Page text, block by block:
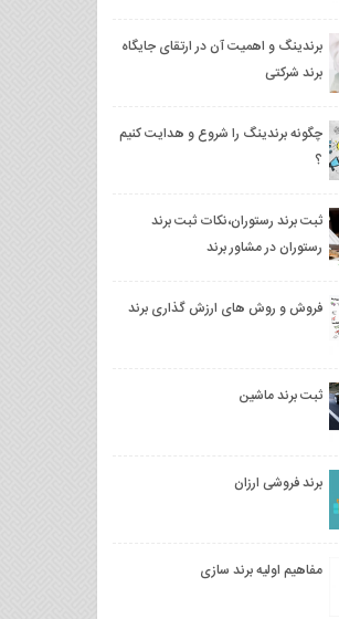
برندینگ و اهمیت آن در ارتقای جایگاه
برند شرکتی
چگونه برندینگ را شروع و هدایت کنیم
؟
ثبت برند رستوران،نکات ثبت برند
رستوران در مشاور برند
فروش و روش های ارزش گذاری برند
ثبت برند ماشین
برند فروشی ارزان
مفاهیم اولیه برند سازی